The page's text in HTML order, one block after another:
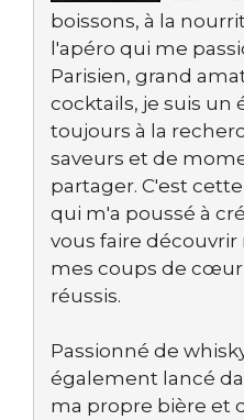
boissons, à la
l'apéro qui me
Parisien, grand
cocktails, je suis un
toujours à la
saveurs et de
partager. C'est
qui m'a poussé à
vous faire
mes coups de
réussis.
Passionné de
également lancé
ma propre bière et